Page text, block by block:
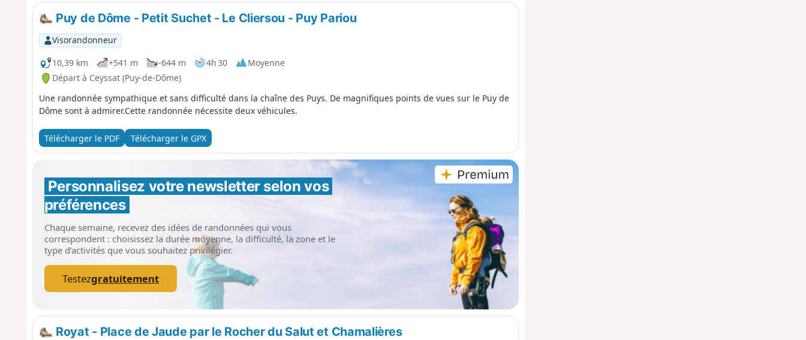
Puy de Dôme - Petit Suchet - Le Cliersou - Puy Pariou
Visorandonneur
10,39 km
+541 m -644 m 4h 30
Moyenne
Départ à Ceyssat (Puy-de-Dôme)
Une randonnée sympathique et sans difficulté dans la chaîne des Puys. De magnifiques points de vues sur le Puy de
Dôme sont à admirer.Cette randonnée nécessite deux véhicules.
Télécharger le PDF Télécharger le GPX
Personnalisez votre newsletter selon vos
préférences
Chaque semaine, recevez des idées de randonnées qui vous
correspondent : choisissez la durée moyenne, la difficulté, la zone et le
type d’activités que vous souhaitez privilégier.
Testezgratuitement
Royat - Place de Jaude par le Rocher du Salut et Chamalières